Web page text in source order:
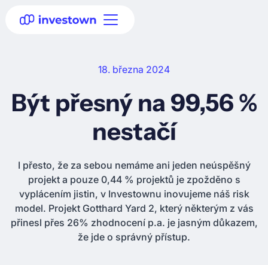
18. března 2024
Být přesný na 99,56 %
nestačí
I přesto, že za sebou nemáme ani jeden neúspěšný
projekt a pouze 0,44 % projektů je zpožděno s
vyplácením jistin, v Investownu inovujeme náš risk
model. Projekt Gotthard Yard 2, který některým z vás
přinesl přes 26% zhodnocení p.a. je jasným důkazem,
že jde o správný přístup.